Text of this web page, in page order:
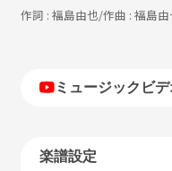
作詞 : 福島由也/作曲 : 福島由
ミュージックビ
楽譜設定